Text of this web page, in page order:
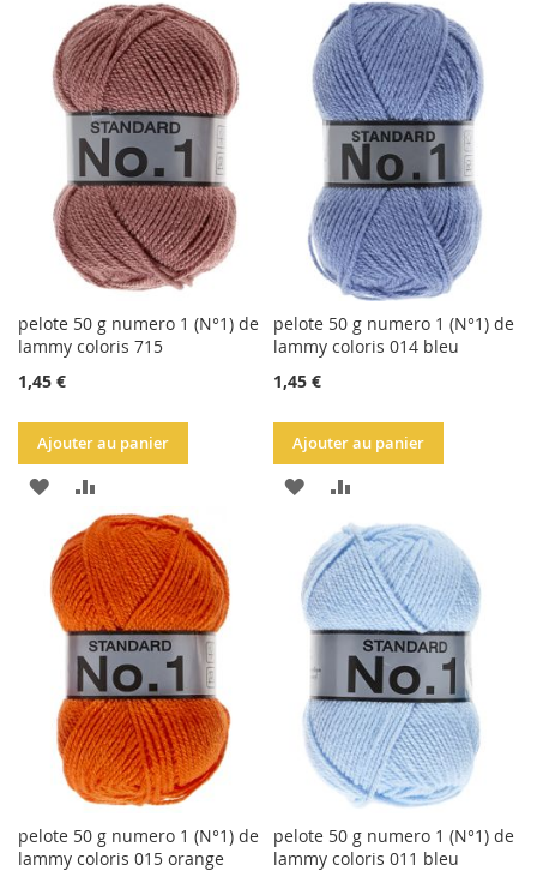
LA
LISTE
D'ACHATS
AU
COMPARATEUR
LA
LISTE
D'ACHATS
COMPARATEUR
pelote 50 g numero 1 (N°1) de
lammy coloris 715
1,45 €
Ajouter au panier
AJOUTER
LA
LISTE
D'ACHATS
AU
COMPARATEUR
pelote 50 g numero 1 (N°1) de
lammy coloris 014 bleu
1,45 €
Ajouter au panier
AJOUTER
LA
LISTE
D'ACHATS
AU
COMPARATEUR
pelote 50 g numero 1 (N°1) de
lammy coloris 015 orange
pelote 50 g numero 1 (N°1) de
lammy coloris 011 bleu